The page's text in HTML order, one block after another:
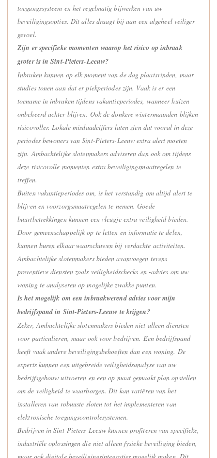
toegangssysteem en het regelmatig bijwerken van uw
beveiligingsopties. Dit alles draagt bij aan een algeheel veiliger
gevoel.
Zijn er specifieke momenten waarop het risico op inbraak
groter is in Sint-Pieters-Leeuw?
Inbraken kunnen op elk moment van de dag plaatsvinden, maar
studies tonen aan dat er piekperiodes zijn. Vaak is er een
toename in inbraken tijdens vakantieperiodes, wanneer huizen
onbeheerd achter blijven. Ook de donkere wintermaanden blijken
risicovoller. Lokale misdaadcijfers laten zien dat vooral in deze
periodes bewoners van Sint-Pieters-Leeuw extra alert moeten
zijn. Ambachtelijke slotenmakers adviseren dan ook om tijdens
deze risicovolle momenten extra beveiligingsmaatregelen te
treffen.
Buiten vakantieperiodes om, is het verstandig om altijd alert te
blijven en voorzorgsmaatregelen te nemen. Goede
buurtbetrekkingen kunnen een vleugje extra veiligheid bieden.
Door gemeenschappelijk op te letten en informatie te delen,
kunnen buren elkaar waarschuwen bij verdachte activiteiten.
Ambachtelijke slotenmakers bieden avanvoegen tevens
preventieve diensten zoals veiligheidschecks en -advies om uw
woning te analyseren op mogelijke zwakke punten.
Is het mogelijk om een inbraakwerend advies voor mijn
bedrijfspand in Sint-Pieters-Leeuw te krijgen?
Zeker, Ambachtelijke slotenmakers bieden niet alleen diensten
voor particulieren, maar ook voor bedrijven. Een bedrijfspand
heeft vaak andere beveiligingsbehoeften dan een woning. De
experts kunnen een uitgebreide veiligheidsanalyse van uw
bedrijfsgebouw uitvoeren en een op maat gemaakt plan opstellen
om de veiligheid te waarborgen. Dit kan variëren van het
installeren van robuuste sloten tot het implementeren van
elektronische toegangscontrolesystemen.
Bedrijven in Sint-Pieters-Leeuw kunnen profiteren van specifieke,
industriële oplossingen die niet alleen fysieke beveiliging bieden,
maar ook digitale beveiligingsintegraties mogelijk maken. Dit